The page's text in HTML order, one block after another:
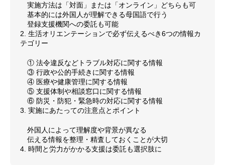
実施方法は「対面」または「オンライン」どちらも可
基本的には外国人が理解できる母国語で行う
登録支援機関への委託も可能
2. 生活オリエンテーションで必ず伝えるべき6つの情報カ
テゴリー
① 法令違反などトラブル対応に関する情報
③ 行政や公的手続きに関する情報
④ 医療や健康管理に関する情報
⑤ 支援体制や相談窓口に関する情報
⑥ 防災・防犯・緊急時の対応に関する情報
3. 実施にあたっての注意点とポイント
外国人によって理解度や背景が異なる
伝える情報を整理・精査しておくことが大切
4. 時間と労力がかかる支援は委託も選択肢に